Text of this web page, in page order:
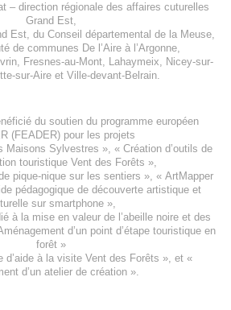
– direction régionale des affaires cuturelles
Grand Est,
Est, du Conseil départemental de la Meuse,
de communes De l’Aire à l’Argonne,
Fresnes-au-Mont Lahaymeix
Nicey-sur-
sur-Aireet Ville-devant-Belrain.
du soutien du programme européen
(FEADER) pour les projets
Maisons Sylvestres », « Création d’outils de
touristique Vent des Forêts »,
pique-nique sur les sentiers », « ArtMapper
pédagogique de découverte artistique et
sur smartphone »,
à la mise en valeur de l’abeille noire et des
d’un point d’étape touristique en
forêt»
d’aide à la visite Vent des Forêts », et «
d’un atelier de création».